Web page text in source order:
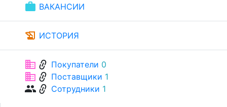
work ВАКАНСИИ
history_edu ИСТОРИЯ
businesslink Покупатели 0
businesslink Поставщики 1
grouplink Сотрудники 1